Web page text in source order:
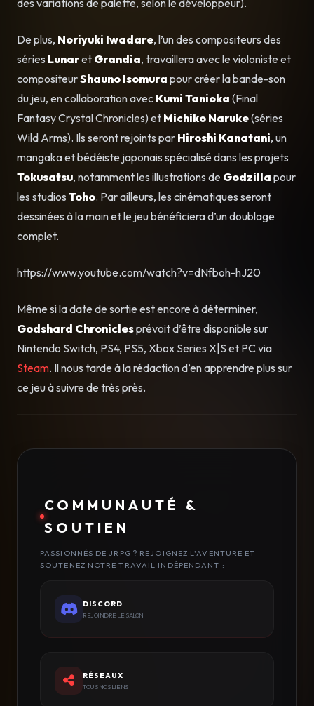
De plus, Noriyuki Iwadare, l’un des compositeurs des
séries Lunaret Grandia, travaillera avec le violoniste et
compositeurShauno Isomura pour créer la bande-son
du jeu, en collaboration avec Kumi Tanioka (Final
Fantasy Crystal Chronicles) et Michiko Naruke(séries
Wild Arms). Ils seront rejoints par Hiroshi Kanatani, un
mangaka et bédéiste japonais spécialisé dans les projets
Tokusatsu, notamment les illustrations de Godzilla pour
les studios Toho. Par ailleurs, les cinématiques seront
dessinées à la main et le jeu bénéficiera d’un doublage
complet.
https://www.youtube.com/watch?v=dNfboh-hJ20
Même si la date de sortie est encore à déterminer,
Godshard Chroniclesprévoit d’être disponible sur
Nintendo Switch, PS4, PS5, Xbox Series X|S et PC via
Steam. Il nous tarde à la rédaction d’en apprendre plus sur
ce jeu à suivre de très près.
COMMUNAUTÉ &
SOUTIEN
PASSIONNÉS DE JRPG ? REJOIGNEZ L'AVENTURE ET
SOUTENEZ NOTRE TRAVAIL INDÉPENDANT :
DISCORD
REJOINDRE LE SALON
RÉSEAUX
TOUS NOS LIENS